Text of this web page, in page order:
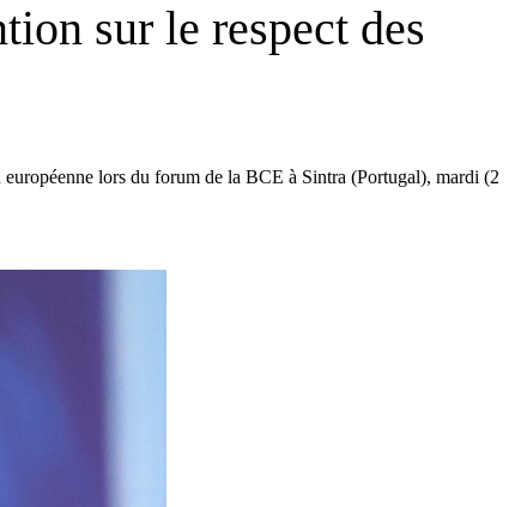
sur le respect des
lors du forum de la BCE à Sintra (Portugal), mardi (2